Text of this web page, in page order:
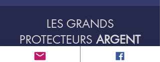
LES GRANDS
PROTECTEURS ARGENT